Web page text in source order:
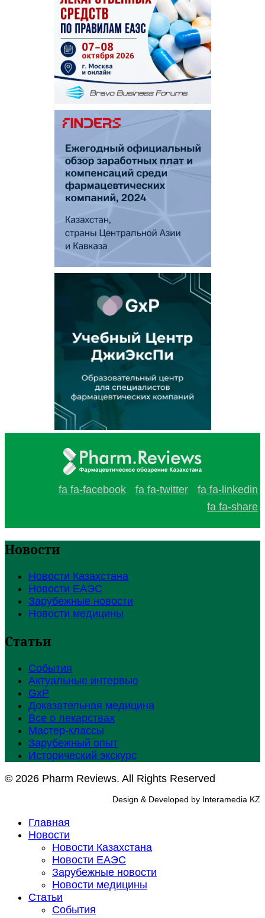
fa fa-facebook fa fa-twitter
fa fa-linkedin
fa fa-share
Новости
Новости Казахстана
Новости ЕАЭС
Зарубежные новости
Новости медицины
Статьи
События
Актуальные интервью
GxP
Доказательная медицина
Все о лекарствах
Мастер-классы
Зарубежный опыт
Исторический экскурс
© 2026 Pharm Reviews. All Rights Reserved
Design & Developed by Interamedia KZ
Главная
Новости
Новости Казахстана
Новости ЕАЭС
Зарубежные новости
Новости медицины
Статьи
События